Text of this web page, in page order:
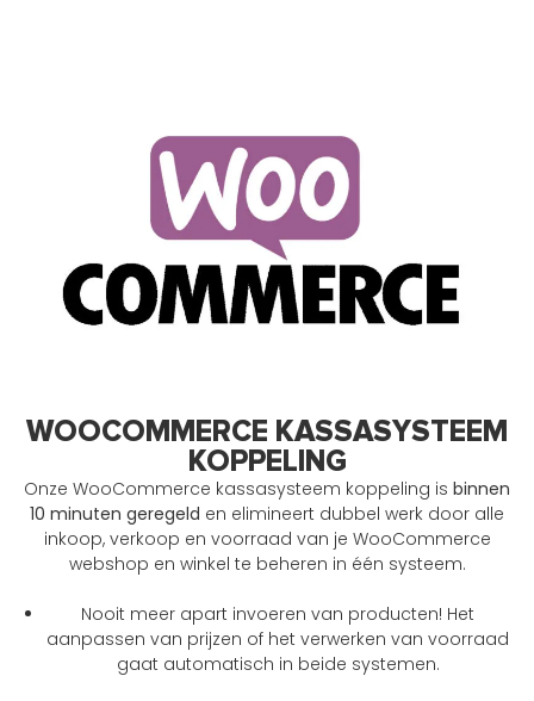
WOOCOMMERCE KASSASYSTEEM
KOPPELING
Onze WooCommerce kassasysteem koppeling is binnen
10 minuten geregeld en elimineert dubbel werk door alle
inkoop, verkoop en voorraad van je WooCommerce
webshop en winkel te beheren in één systeem.
Nooit meer apart invoeren van producten! Het
aanpassen van prijzen of het verwerken van voorraad
gaat automatisch in beide systemen.